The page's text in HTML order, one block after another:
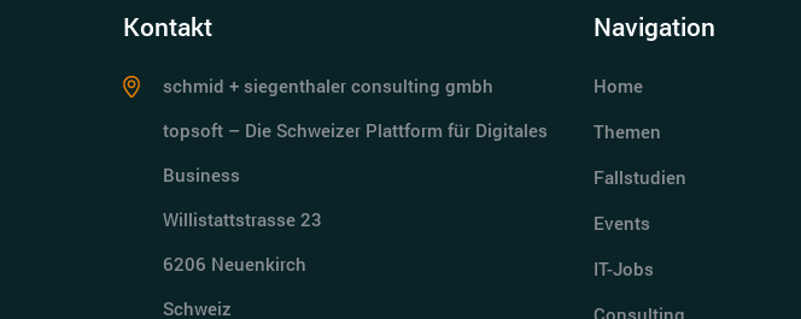
Kontakt
schmid + siegenthaler consulting gmbh
topsoft – Die Schweizer Plattform für Digitales
Business
Willistattstrasse 23
6206 Neuenkirch
Schweiz
Navigation
Home
Themen
Fallstudien
Events
IT-Jobs
Consulting